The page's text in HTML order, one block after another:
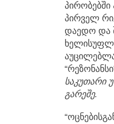
პირველ
დაედო და
საკუთარი
გარეშე.